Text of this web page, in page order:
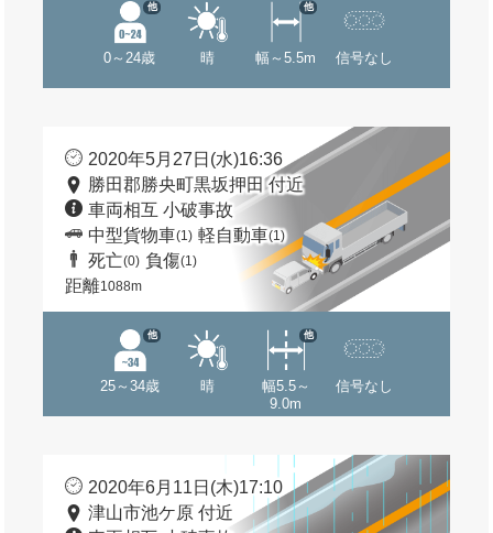
0～24歳
他
晴 幅～5.5m
他
信号なし
2020年5月27日(水)16:36
勝田郡勝央町黒坂押田 付近
車両相互 小破事故
中型貨物車(1) 軽自動車(1)
死亡(0) 負傷(1)
距離1088m
25～34歳
他
晴
幅5.5～
9.0m
他
信号なし
2020年6月11日(木)17:10
津山市池ケ原 付近